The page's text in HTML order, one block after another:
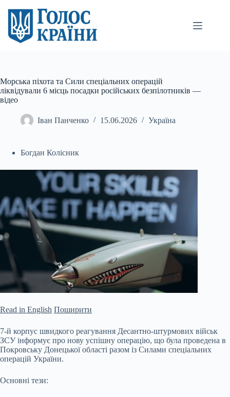
вмісту
Морська піхота та Сили спеціальних операцій
ліквідували 6 місць посадки російських безпілотників —
відео
Іван Панченко 15.06.2026 Україна
Богдан Колісник
Read in English Поширити
7-й корпус швидкого реагування Десантно-штурмових військ
ЗСУ інформує про нову успішну операцію, що була проведена в
Покровську Донецької області разом із Силами спеціальних
операцій України.
Основні тези: